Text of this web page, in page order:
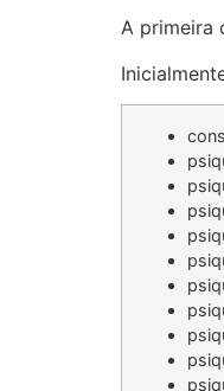
A primeira